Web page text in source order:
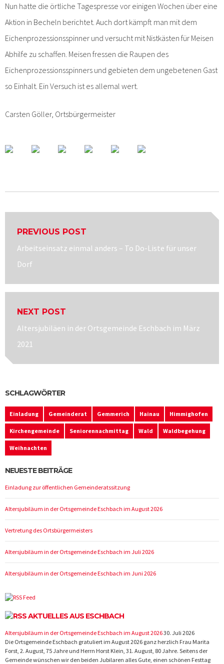
Nun hatte die örtliche Tagespresse vor einigen Wochen über eine
Aktion in Becheln berichtet. Auch dort kämpft man mit dem
Eichenprozessionsspinner und versucht mit Nistkästen für Meisen
Abhilfe zu schaffen. Meisen fressen die Raupen des
Eichenprozessionsspinners und gebieten dem ungebetenen Gast
so Einhalt. Ein Versuch ist es allemal wert.
Carsten Göller, Ortsbürgermeister
PREVIOUS POST
Previous
post:
Arbeitseinsatz einmal anders – To Do-Liste für unser
Dorf
NEXT POST
Next
post:
Altersjubiläen in der Ortsgemeinde Eschbach im März
2021
SCHLAGWÖRTER
Einladung Gemeinderat Gemmerich Hainau Himmighofen
Kirchengemeinde Seniorennachmittag Wald Waldbegehung
Weihnachten
NEUESTE BEITRÄGE
Einladung zur öffentlichen Gemeinderatssitzung
Altersjubiläum in der Ortsgemeinde Eschbach im August 2026
Vertretung des Ortsbürgermeisters
Altersjubiläum in der Ortsgemeinde Eschbach im Juli 2026
Altersjubiläum in der Ortsgemeinde Eschbach im Juni 2026
AKTUELLES AUS ESCHBACH
Altersjubiläum in der Ortsgemeinde Eschbach im August 202630. Juli 2026
Die Ortsgemeinde Eschbach gratuliert im August 2026 ganz herzlich Frau Marita
Forst, 2. August, 75 Jahre und Herrn Horst Klein, 31. August, 80 Jahre. Seitens der
Gemeinde wünschen wir den beiden Jubilaren alles Gute, einen schönen Festtag